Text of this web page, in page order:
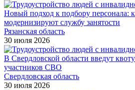
Новый подход к подбору персонала:
модернизируют службу занятости
Рязанская область
30 июля 2026
В Свердловской области введут
участников СВО
Свердловская область
30 июля 2026